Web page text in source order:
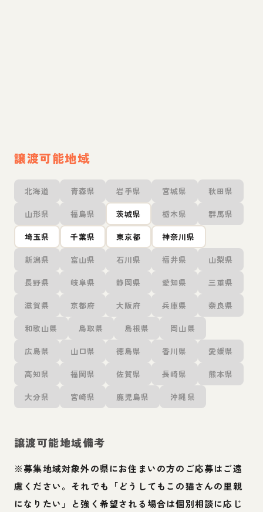
譲渡可能地域
北海道 青森県 岩手県 宮城県 秋田県
山形県 福島県 茨城県 栃木県 群馬県
埼玉県 千葉県 東京都 神奈川県
新潟県 富山県 石川県 福井県 山梨県
長野県 岐阜県 静岡県 愛知県 三重県
滋賀県 京都府 大阪府 兵庫県 奈良県
和歌山県 鳥取県 島根県 岡山県
広島県 山口県 徳島県 香川県 愛媛県
高知県 福岡県 佐賀県 長崎県 熊本県
大分県 宮崎県 鹿児島県 沖縄県
譲渡可能地域備考
※募集地域対象外の県にお住まいの方のご応募はご遠
慮ください。それでも「どうしてもこの猫さんの里親
になりたい」と強く希望される場合は個別相談に応じ